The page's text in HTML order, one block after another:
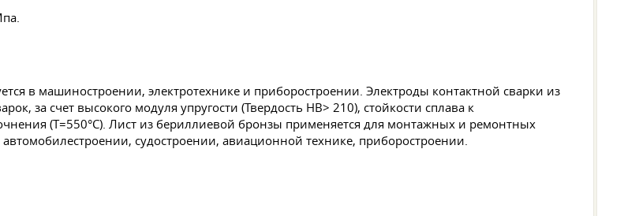
в машиностроении, электротехнике и приборостроении. Электроды контактной сварки из
за счет высокого модуля упругости (Твердость НВ> 210), стойкости сплава к
(Т=550°С). Лист из бериллиевой бронзы применяется для монтажных и ремонтных
судостроении, авиационной технике, приборостроении.